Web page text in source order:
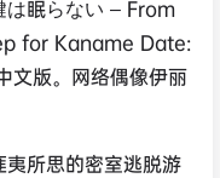
眠らない – From
for Kaname Date:
版。网络偶像伊丽
所思的密室逃脱游